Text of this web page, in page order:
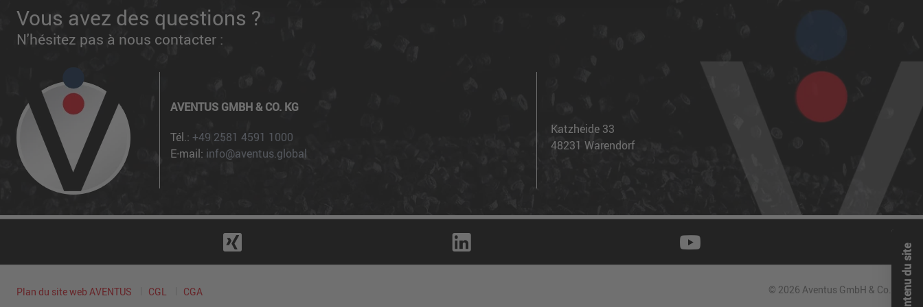
Contenu du site
Vous avez des questions ?
N'hésitez pas à nous contacter :
AVENTUS GMBH & CO. KG
Tél.: +49 2581 4591 1000
E-mail: info@aventus.global
Katzheide 33
48231 Warendorf
Plan du site web AVENTUS CGL CGA © 2026 Aventus GmbH & Co. KG